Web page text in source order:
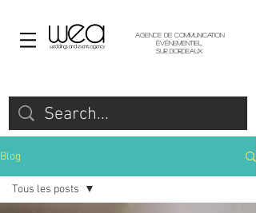
Agence de communication
événementiel
sur Bordeaux
Blog
Tous les posts